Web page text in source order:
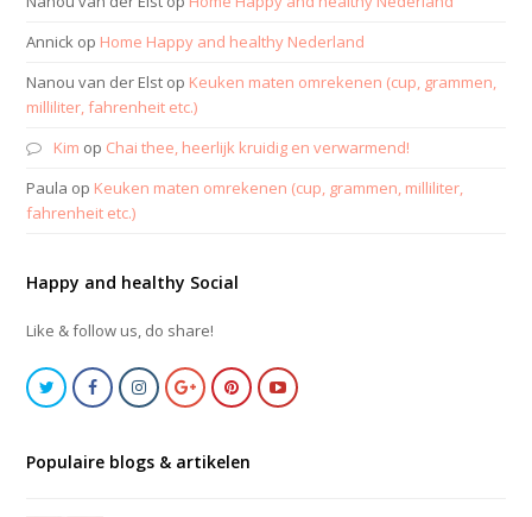
Annick op Home Happy and healthy Nederland
Nanou van der Elst op Keuken maten omrekenen (cup, grammen,
milliliter, fahrenheit etc.)
Kim op Chai thee, heerlijk kruidig en verwarmend!
Paula op Keuken maten omrekenen (cup, grammen, milliliter,
fahrenheit etc.)
Happy and healthy Social
Like & follow us, do share!
Populaire blogs & artikelen